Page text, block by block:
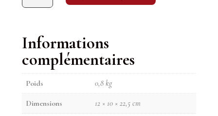
Informations
complémentaires
Poids 0,8 kg
Dimensions 12 × 10 × 22,5 cm